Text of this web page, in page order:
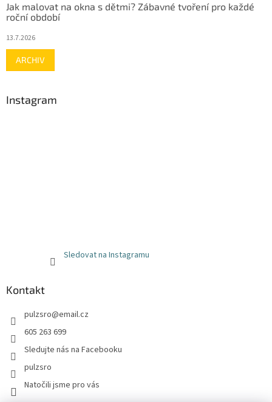
Jak malovat na okna s dětmi? Zábavné tvoření pro každé
roční období
13.7.2026
ARCHIV
Instagram
Sledovat na Instagramu
Kontakt
pulzsro@email.cz
605 263 699
Sledujte nás na Facebooku
pulzsro
Natočili jsme pro vás